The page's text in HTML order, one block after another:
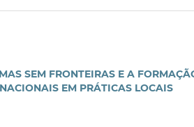
SEM FRONTEIRAS E A
EM PRÁTICAS LOCAIS